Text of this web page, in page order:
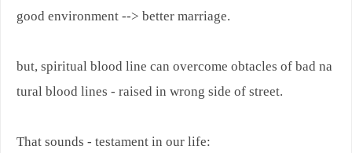
good environment --> better marriage.
but, spiritual blood line can overcome obtacles of bad na
tural blood lines - raised in wrong side of street.
That sounds - testament in our life: